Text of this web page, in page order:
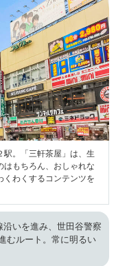
駅。「三軒茶屋」は、生
はもちろん、おしゃれな
くわくするコンテンツを
いを進み、世田谷警察
むルート。常に明るい